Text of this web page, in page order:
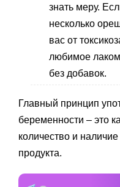
знать меру.
несколько
вас от
любимое
без добавок.
Главный принцип
беременности – это
количество и
продукта.